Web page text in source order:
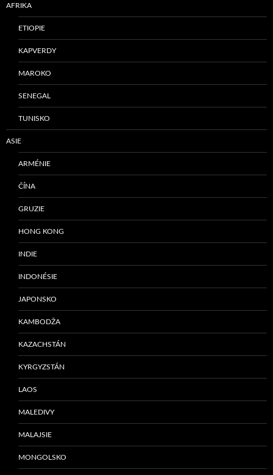
AFRIKA
ETIOPIE
KAPVERDY
MAROKO
SENEGAL
TUNISKO
ASIE
ARMÉNIE
ČÍNA
GRUZIE
HONG KONG
INDIE
INDONÉSIE
JAPONSKO
KAMBODŽA
KAZACHSTÁN
KYRGYZSTÁN
LAOS
MALEDIVY
MALAJSIE
MONGOLSKO